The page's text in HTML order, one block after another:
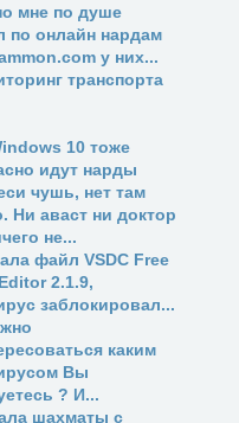
мне по душе
по онлайн нардам
у них...
транспорта
10 тоже
идут нарды
чушь, нет там
Ни аваст ни доктор
не...
файл VSDC Free
2.1.9,
заблокировал...
каким
Вы
? И...
шахматы с